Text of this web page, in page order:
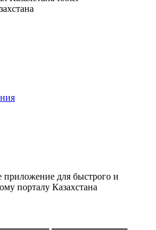
для быстрого и
порталу Казахстана